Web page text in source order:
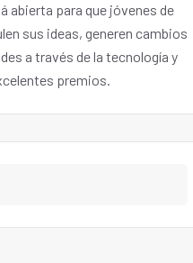
abierta para que jóvenes de
sus ideas, generen cambios
a través de la tecnología y
premios.